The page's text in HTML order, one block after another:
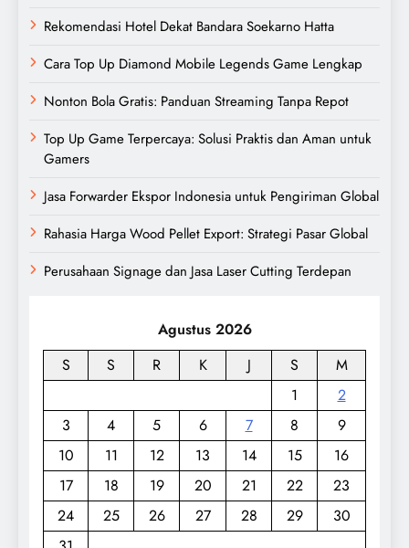
Rekomendasi Hotel Dekat Bandara Soekarno Hatta
Cara Top Up Diamond Mobile Legends Game Lengkap
Nonton Bola Gratis: Panduan Streaming Tanpa Repot
Top Up Game Terpercaya: Solusi Praktis dan Aman untuk
Gamers
Jasa Forwarder Ekspor Indonesia untuk Pengiriman Global
Rahasia Harga Wood Pellet Export: Strategi Pasar Global
Perusahaan Signage dan Jasa Laser Cutting Terdepan
Agustus 2026
S
S R K J S
M
1
2
3
4 5 6 7 8
9
10
11 12 13 14 15
16
17
18 19 20 21 22
23
24
25 26 27 28 29
30